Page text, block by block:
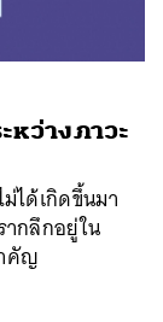
หว่างภาวะ
ได้เกิดขึ้นมา
ากลึกอยู่ใน
คัญ